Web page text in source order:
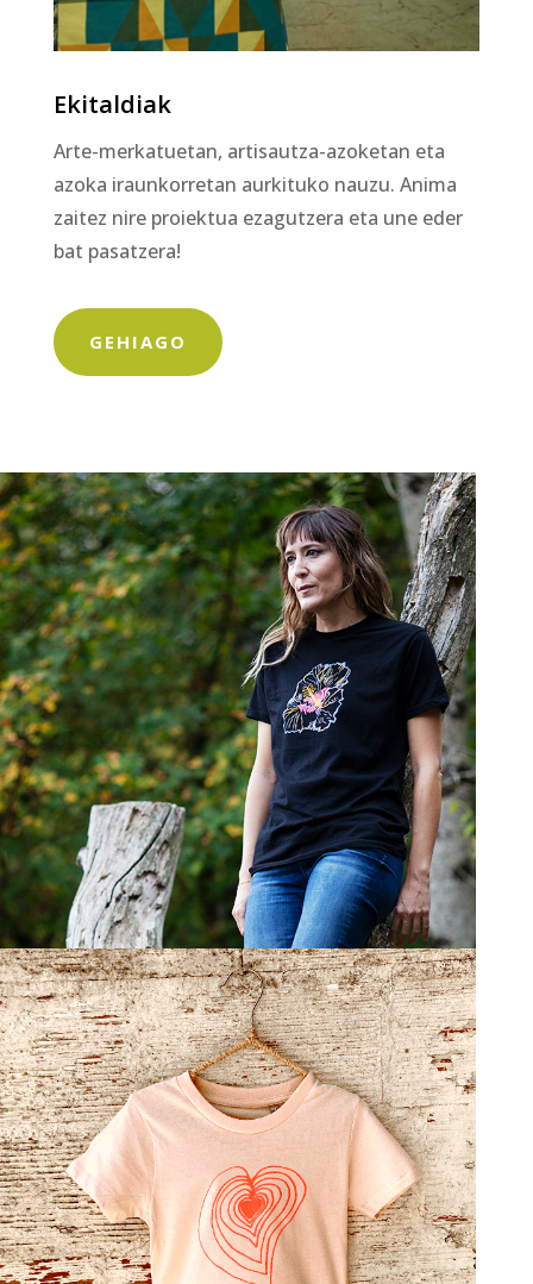
Ekitaldiak
Arte-merkatuetan, artisautza-azoketan eta
azoka iraunkorretan aurkituko nauzu. Anima
zaitez nire proiektua ezagutzera eta une eder
bat pasatzera!
GEHIAGO